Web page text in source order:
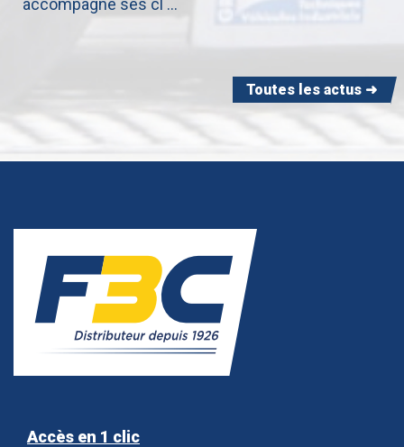
Toutes les actus ➜
Accès en 1 clic